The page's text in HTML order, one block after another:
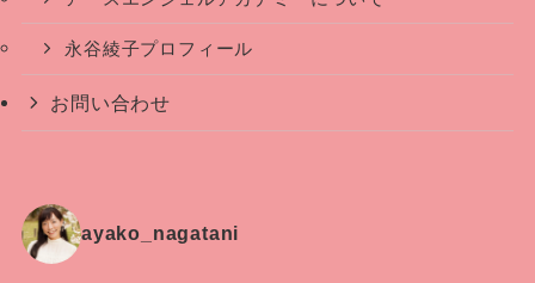
永谷綾子プロフィール
お問い合わせ
ayako_nagatani